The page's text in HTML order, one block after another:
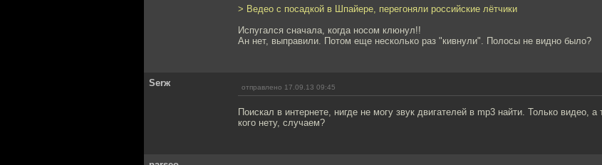
> Ведео с посадкой в Шпайере, перегоняли российские лётчики
Испугался сначала, когда носом клюнул!!
Ан нет, выправили. Потом еще несколько раз "кивнули". Полосы не видно было?
Serж отправлено 17.09.13 09:45
Поискал в интернете, нигде не могу звук двигателей в mp3 найти. Только
кого нету, случаем?